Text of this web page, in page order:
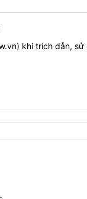
) khi trích dẫn, sử